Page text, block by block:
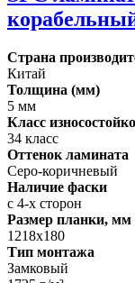
Страна
Китай
Толщина (мм)
5 мм
Класс
34 класс
Оттенок ламината
Серо-коричневый
Наличие фаски
с 4-х сторон
Размер планки, мм
1218х180
Тип монтажа
Замковый